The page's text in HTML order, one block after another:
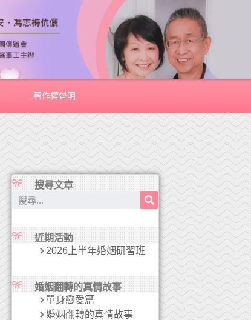
著作權聲明
搜尋文章
近期活動
2026上半年婚姻研習班
婚姻翻轉的真情故事
單身戀愛篇
婚姻翻轉的真情故事